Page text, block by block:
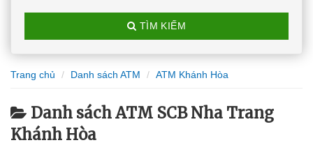
TÌM KIẾM
Trang chủ Danh sách ATM ATM Khánh Hòa
Danh sách ATM SCB Nha Trang
Khánh Hòa